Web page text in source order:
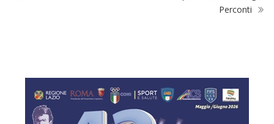
Perconti